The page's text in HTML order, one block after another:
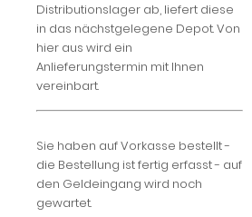
Distributionslager ab, liefert diese
in das nächstgelegene Depot. Von
hier aus wird ein
Anlieferungstermin mit Ihnen
vereinbart.
Sie haben auf Vorkasse bestellt -
die Bestellung ist fertig erfasst - auf
den Geldeingang wird noch
gewartet.